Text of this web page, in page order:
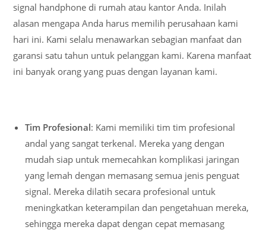
signal handphone di rumah atau kantor Anda. Inilah
alasan mengapa Anda harus memilih perusahaan kami
hari ini. Kami selalu menawarkan sebagian manfaat dan
garansi satu tahun untuk pelanggan kami. Karena manfaat
ini banyak orang yang puas dengan layanan kami.
Tim Profesional: Kami memiliki tim tim profesional
andal yang sangat terkenal. Mereka yang dengan
mudah siap untuk memecahkan komplikasi jaringan
yang lemah dengan memasang semua jenis penguat
signal. Mereka dilatih secara profesional untuk
meningkatkan keterampilan dan pengetahuan mereka,
sehingga mereka dapat dengan cepat memasang